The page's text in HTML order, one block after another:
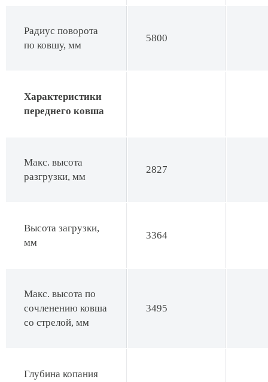
Радиус поворота
по ковшу, мм
5800
Характеристики
переднего ковша
Макс. высота
разгрузки, мм
2827
Высота загрузки,
мм
3364
Макс. высота по
сочленению ковша
со стрелой, мм
3495
Глубина копания